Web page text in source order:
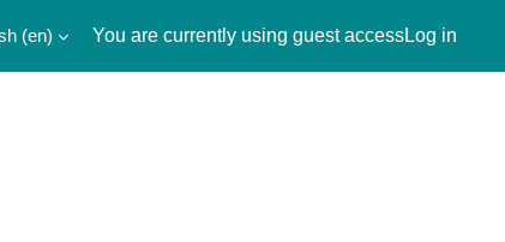
‎(en)‎ You are currently using guest accessLog in